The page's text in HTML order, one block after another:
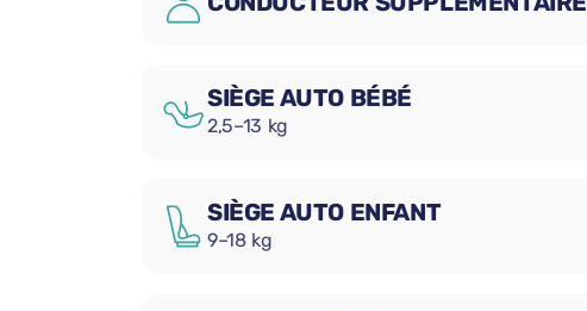
SIÈGE AUTO BÉBÉ
2,5–13 kg
SIÈGE AUTO ENFANT
9–18 kg